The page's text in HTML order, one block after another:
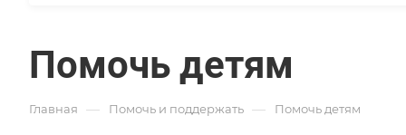
Помочь детям
Главная — Помочь и поддержать — Помочь детям